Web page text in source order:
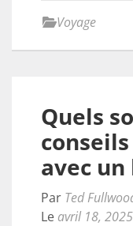
Voyage
Quels
avec
Par Ted
Le avril 18, 2025